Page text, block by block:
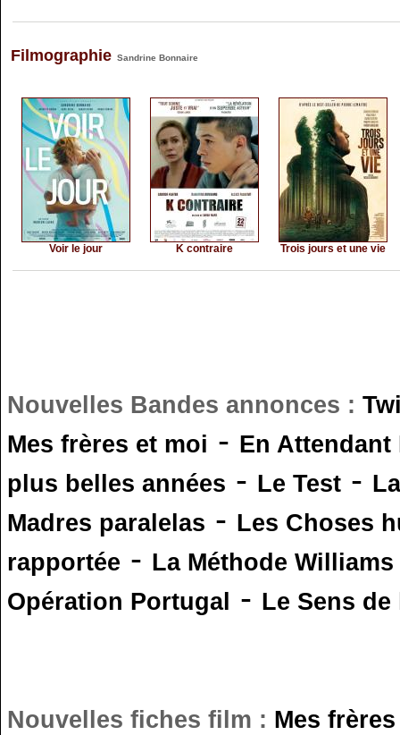
Filmographie Sandrine Bonnaire
Voir le jour K contraire Trois jours et une vie
Nouvelles Bandes annonces :
Mes frères et moi - En
plus belles années - Le Test -
Madres paralelas - Les Choses
rapportée - La Méthode Williams
Opération Portugal - Le Sens
Nouvelles fiches film : Mes